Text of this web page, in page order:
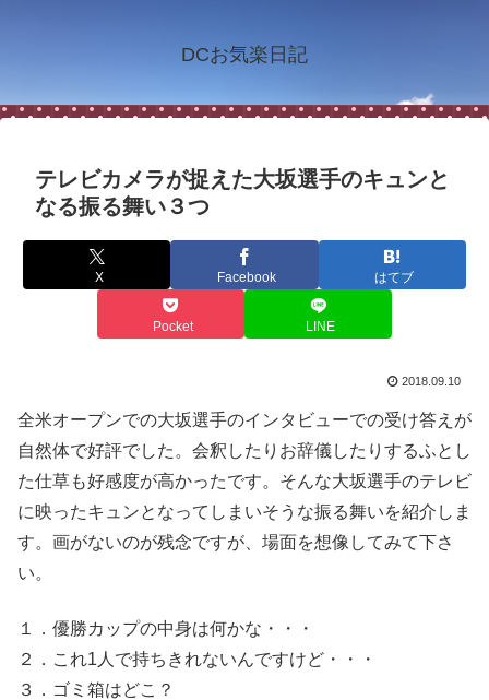
DCお気楽日記
テレビカメラが捉えた大坂選手のキュンと
なる振る舞い３つ
X Facebook はてブ
Pocket LINE
2018.09.10
全米オープンでの大坂選手のインタビューでの受け答えが
自然体で好評でした。会釈したりお辞儀したりするふとし
た仕草も好感度が高かったです。そんな大坂選手のテレビ
に映ったキュンとなってしまいそうな振る舞いを紹介しま
す。画がないのが残念ですが、場面を想像してみて下さ
い。
１．優勝カップの中身は何かな・・・
２．これ1人で持ちきれないんですけど・・・
３．ゴミ箱はどこ？